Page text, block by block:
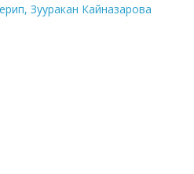
Зууракан Кайназарова